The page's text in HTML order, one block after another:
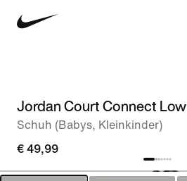
Jordan Court Connect Low
Schuh (Babys, Kleinkinder)
€ 49,99